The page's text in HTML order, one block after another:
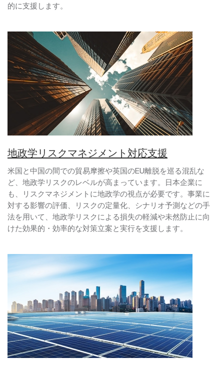
的に支援します。
地政学リスクマネジメント対応支援
米国と中国の間での貿易摩擦や英国のEU離脱を巡る混乱な
ど、地政学リスクのレベルが高まっています。日本企業に
も、リスクマネジメントに地政学の視点が必要です。事業に
対する影響の評価、リスクの定量化、シナリオ予測などの手
法を用いて、地政学リスクによる損失の軽減や未然防止に向
けた効果的・効率的な対策立案と実行を支援します。